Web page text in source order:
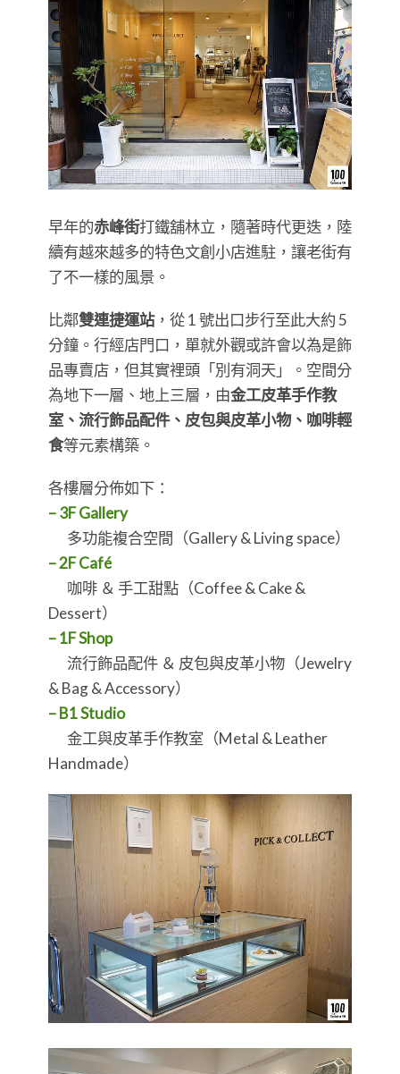
早年的赤峰街打鐵舖林立，隨著時代更迭，陸
續有越來越多的特色文創小店進駐，讓老街有
了不一樣的風景。
比鄰雙連捷運站，從 1 號出口步行至此大約 5
分鐘。行經店門口，單就外觀或許會以為是飾
品專賣店，但其實裡頭「別有洞天」。空間分
為地下一層、地上三層，由金工皮革手作教
室、流行飾品配件、皮包與皮革小物、咖啡輕
食等元素構築。
各樓層分佈如下：
– 3F Gallery
多功能複合空間（Gallery & Living space）
– 2F Café
咖啡 ＆ 手工甜點（Coffee & Cake &
Dessert）
– 1F Shop
流行飾品配件 ＆ 皮包與皮革小物（Jewelry
& Bag & Accessory）
– B1 Studio
金工與皮革手作教室（Metal & Leather
Handmade）